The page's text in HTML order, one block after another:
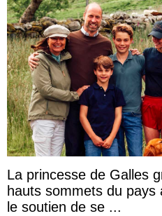
La princesse de Galles
hauts sommets du
le soutien de se ...